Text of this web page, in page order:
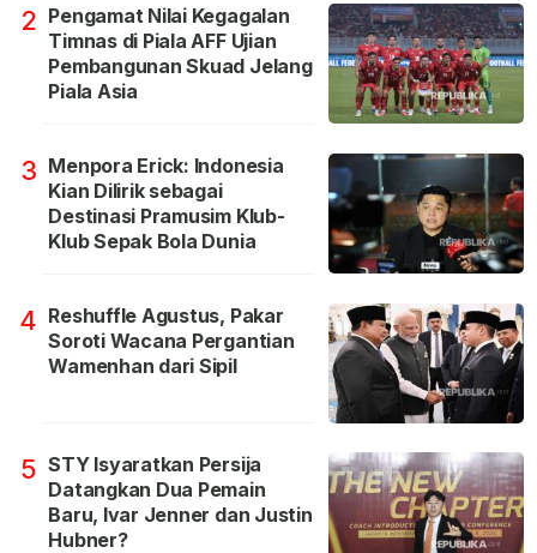
2 Pengamat Nilai Kegagalan
Timnas di Piala AFF Ujian
Pembangunan Skuad Jelang
Piala Asia
3 Menpora Erick: Indonesia
Kian Dilirik sebagai
Destinasi Pramusim Klub-
Klub Sepak Bola Dunia
4 Reshuffle Agustus, Pakar
Soroti Wacana Pergantian
Wamenhan dari Sipil
5 STY Isyaratkan Persija
Datangkan Dua Pemain
Baru, Ivar Jenner dan Justin
Hubner?